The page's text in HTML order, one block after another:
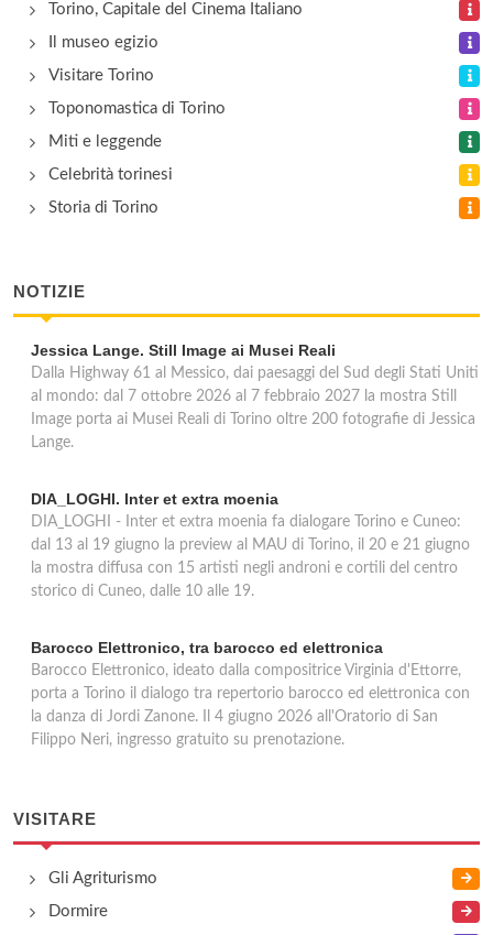
Torino, Capitale del Cinema Italiano
Il museo egizio
Visitare Torino
Toponomastica di Torino
Miti e leggende
Celebrità torinesi
Storia di Torino
NOTIZIE
Jessica Lange. Still Image ai Musei Reali
Dalla Highway 61 al Messico, dai paesaggi del Sud degli Stati Uniti
al mondo: dal 7 ottobre 2026 al 7 febbraio 2027 la mostra Still
Image porta ai Musei Reali di Torino oltre 200 fotografie di Jessica
Lange.
DIA_LOGHI. Inter et extra moenia
DIA_LOGHI - Inter et extra moenia fa dialogare Torino e Cuneo:
dal 13 al 19 giugno la preview al MAU di Torino, il 20 e 21 giugno
la mostra diffusa con 15 artisti negli androni e cortili del centro
storico di Cuneo, dalle 10 alle 19.
Barocco Elettronico, tra barocco ed elettronica
Barocco Elettronico, ideato dalla compositrice Virginia d'Ettorre,
porta a Torino il dialogo tra repertorio barocco ed elettronica con
la danza di Jordi Zanone. Il 4 giugno 2026 all'Oratorio di San
Filippo Neri, ingresso gratuito su prenotazione.
VISITARE
Gli Agriturismo
Dormire